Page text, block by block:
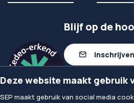
Blijf op de
Volg ons
Deze website maakt gebruik
SEP maakt gebruik van social media